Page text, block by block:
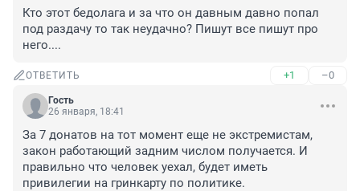
Кто этот бедолага и за что он давным давно попал
под раздачу то так неудачно? Пишут все пишут про
него....
ОТВЕТИТЬ +1 –0
Гость
26 января, 18:41
За 7 донатов на тот момент еще не экстремистам,
закон работающий задним числом получается. И
правильно что человек уехал, будет иметь
привилегии на гринкарту по политике.